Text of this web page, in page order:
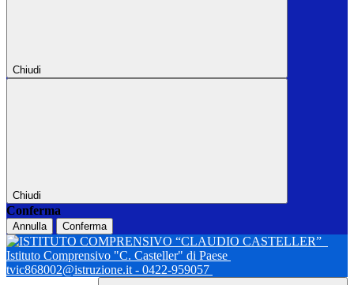
Chiudi
Chiudi
Conferma
Annulla Conferma
Istituto Comprensivo "C. Casteller" di Paese
tvic868002@istruzione.it - 0422-959057